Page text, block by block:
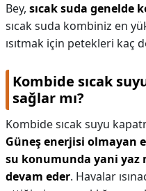
Bey, sıcak suda genelde
sıcak suda kombiniz en
ısıtmak için petekleri kaç
Kombide sıcak
sağlar mı?
Kombide sıcak suyu
Güneş enerjisi olmayan
su konumunda yani yaz
devam eder. Havalar